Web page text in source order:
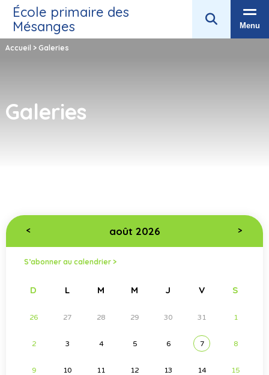
École primaire des
Mésanges
Menu
Accueil > Galeries
Galeries
< août 2026 >
S’abonner au calendrier >
D L M M J V S
26 27 28 29 30 31 1
2 3 4 5 6 7 8
9 10 11 12 13 14 15